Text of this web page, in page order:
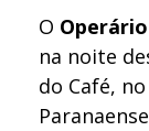
O
na noite
do Café,